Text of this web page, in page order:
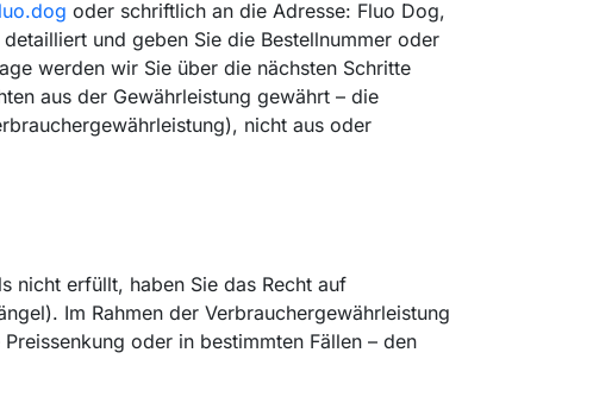
oder schriftlich an die Adresse: Fluo Dog,
und geben Sie die Bestellnummer oder
werden wir Sie über die nächsten Schritte
aus der Gewährleistung gewährt – die
nicht aus oder
nicht erfüllt, haben Sie das Recht auf
Im Rahmen der Verbrauchergewährleistung
oder in bestimmten Fällen – den